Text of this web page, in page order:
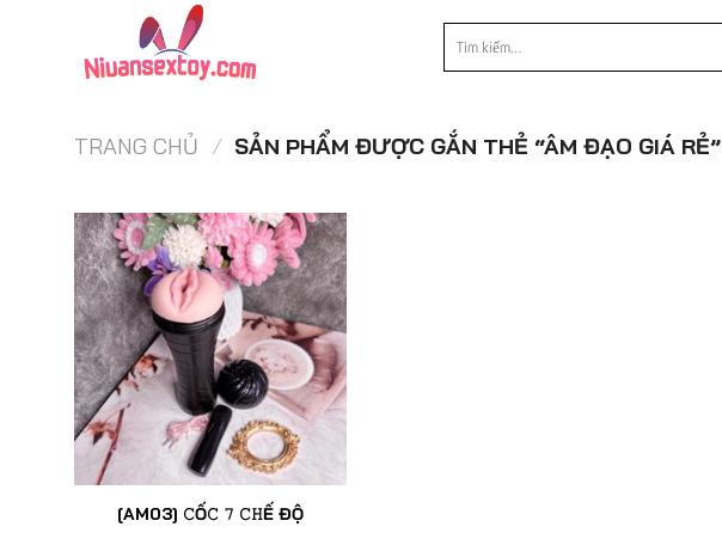
kiếm:
TRANG CHỦ / SẢN PHẨM ĐƯỢC GẮN THẺ “ÂM ĐẠO GIÁ RẺ”
[AM03] 𝙲Ố𝙲 𝟽 𝙲𝙷Ế ĐỘ